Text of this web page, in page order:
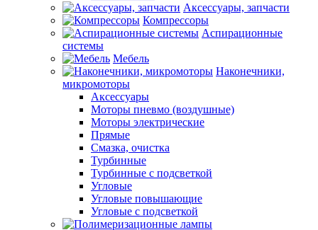
Аксессуары, запчасти
Компрессоры
Аспирационные
системы
Мебель
Наконечники,
микромоторы
Аксессуары
Моторы пневмо (воздушные)
Моторы электрические
Прямые
Смазка, очистка
Турбинные
Турбинные с подсветкой
Угловые
Угловые повышающие
Угловые с подсветкой